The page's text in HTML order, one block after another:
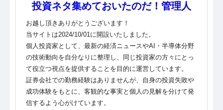
投資ネタ集めておいたのだ！管理人
お越し頂きありがとうございます！
当サイトは2024/10/01に開設いたしました。
個人投資家として、最新の経済ニュースやAI・半導体分野
の技術動向を自分なりに整理し、同じ投資家の方々にとっ
て役立つ視点を提供することを目的に運営しています。
証券会社での勤務経験はありませんが、自身の投資失敗や
成功体験をもとに、客観的な事実と個人の見解を分けて発
信するよう心がけています。